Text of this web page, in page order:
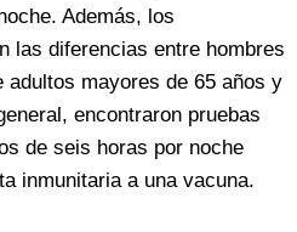
Además, los
las diferencias entre hombres
mayores de 65 años y
encontraron pruebas
de seis horas por noche
inmunitaria a una vacuna.